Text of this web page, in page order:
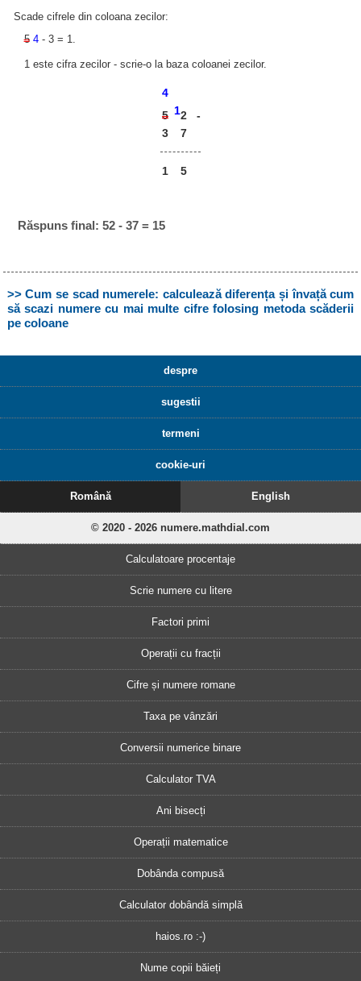
Scade cifrele din coloana zecilor:
5 4- 3 = 1.
1 este cifra zecilor - scrie-o la baza coloanei zecilor.
4
5 12
-
3
7
1 5
Răspuns final: 52 - 37 = 15
>> Cum se scad numerele: calculează diferența și învață cum
să scazi numere cu mai multe cifre folosing metoda scăderii
pe coloane
despre
sugestii
termeni
cookie-uri
Română English
© 2020 - 2026 numere.mathdial.com
Calculatoare procentaje
Scrie numere cu litere
Factori primi
Operații cu fracții
Cifre și numere romane
Taxa pe vânzări
Conversii numerice binare
Calculator TVA
Ani bisecți
Operații matematice
Dobânda compusă
Calculator dobândă simplă
haios.ro :-)
Nume copii băieți